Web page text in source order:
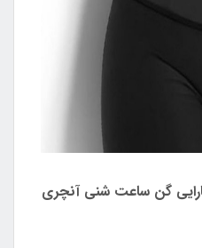
گن ساعت شنی آنچری